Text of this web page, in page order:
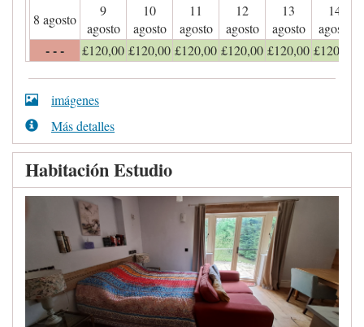
8 agosto
9
agosto
10
agosto
11
agosto
12
agosto
13
agosto
14
agosto
- - - £120,00 £120,00 £120,00 £120,00 £120,00 £120
imágenes
Más detalles
Habitación Estudio